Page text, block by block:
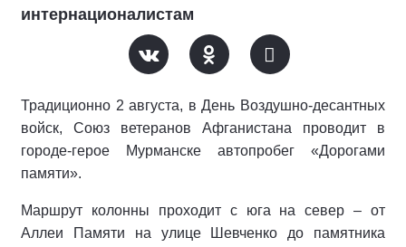
интернационалистам
Традиционно 2 августа, в День Воздушно-десантных
войск, Союз ветеранов Афганистана проводит в
городе-герое Мурманске автопробег «Дорогами
памяти».
Маршрут колонны проходит с юга на север – от
Аллеи Памяти на улице Шевченко до памятника